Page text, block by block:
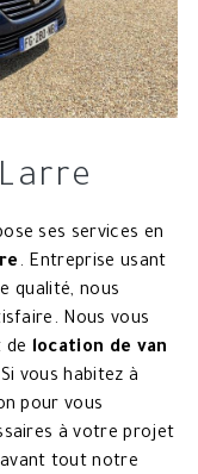
ses services en
. Entreprise usant
qualité, nous
Nous vous
de location de van
vous habitez à
pour vous
à votre projet
tout notre